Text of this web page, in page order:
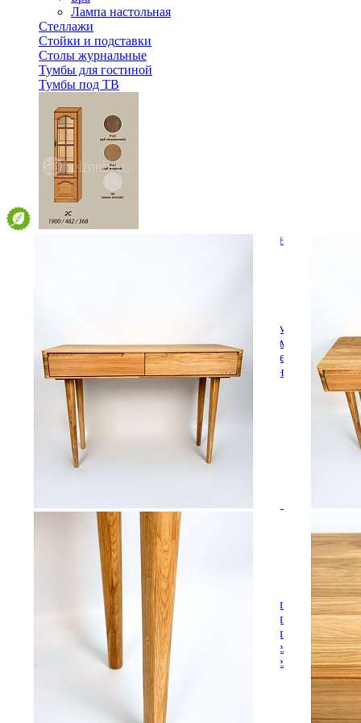
Лампа настольная
Стеллажи
Стойки и подставки
Столы журнальные
Тумбы для гостиной
Тумбы под ТВ
Модульная гостиная Вилия-М Шкаф комбинированный
Деревянные кровати с подъемным механизмом
Кровати односпальные с подъемным механизмом
Кровати двуспальные с подъемным механизмом
Кровати полутороспальные с подъемным
Зеркала
Комоды
Кровати двуспальные
Кровати металлические
Кровати односпальные
Кровати полутороспальные
Решетки и настилы под матрас
Туалетные столики
Тумбы прикроватные
Шкафы для одежды
Антресоли на шкаф
Полки и ящики в шкаф для одежды
Шкаф 1-дверный для одежды и белья
Шкафы 2-х дверные для одежды и белья
Шкафы 3-х дверные для одежды и белья
Шкафы 4-х дверные для одежды и белья
Шкафы 5-ти дверные для одежды и белья
Шкафы 6-ти дверные для одежды и белья
Шкафы купе для одежды и белья
Шкафы угловые для одежды и белья